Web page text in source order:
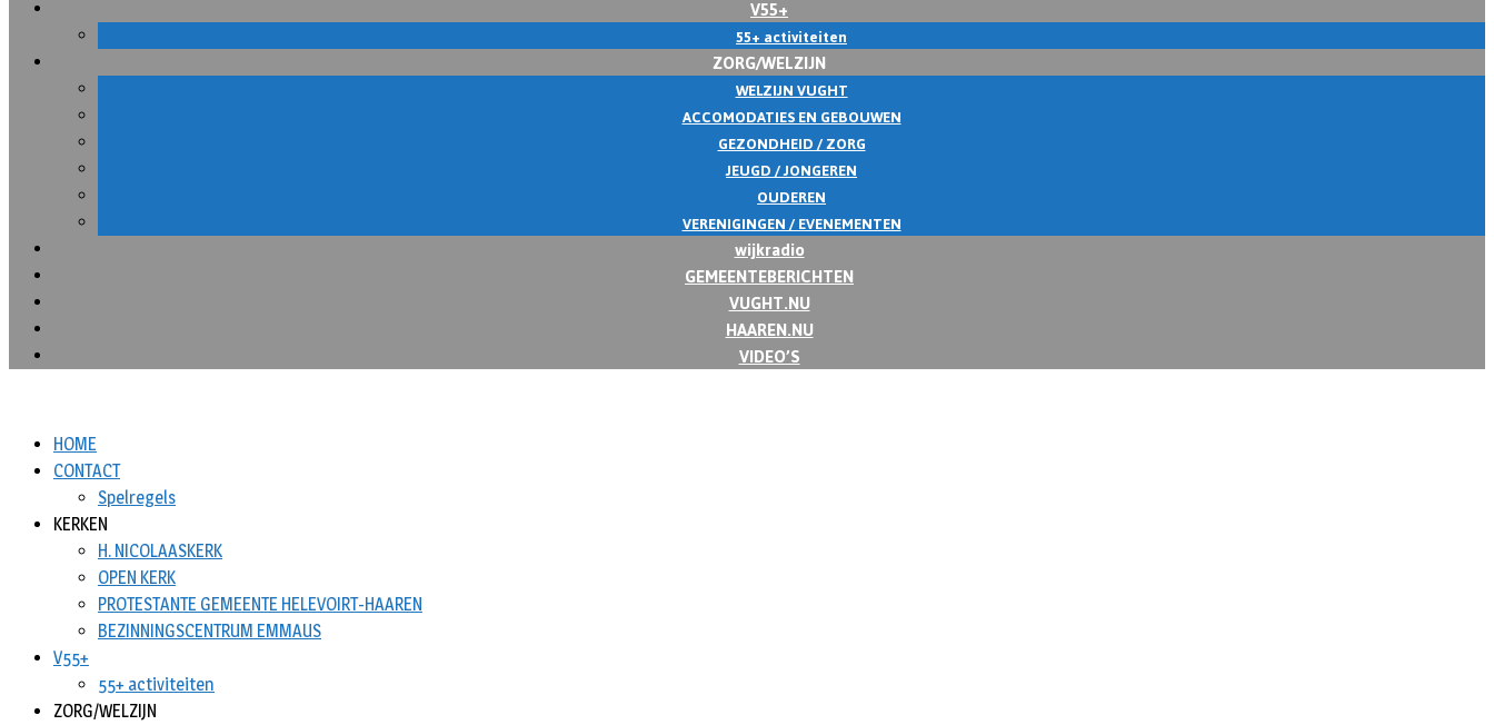
V55+
55+ activiteiten
ZORG/WELZIJN
WELZIJN VUGHT
ACCOMODATIES EN GEBOUWEN
GEZONDHEID / ZORG
JEUGD / JONGEREN
OUDEREN
VERENIGINGEN / EVENEMENTEN
wijkradio
GEMEENTEBERICHTEN
VUGHT.NU
HAAREN.NU
VIDEO’S
HOME
CONTACT
Spelregels
KERKEN
H. NICOLAASKERK
OPEN KERK
PROTESTANTE GEMEENTE HELEVOIRT-HAAREN
BEZINNINGSCENTRUM EMMAUS
V55+
55+ activiteiten
ZORG/WELZIJN